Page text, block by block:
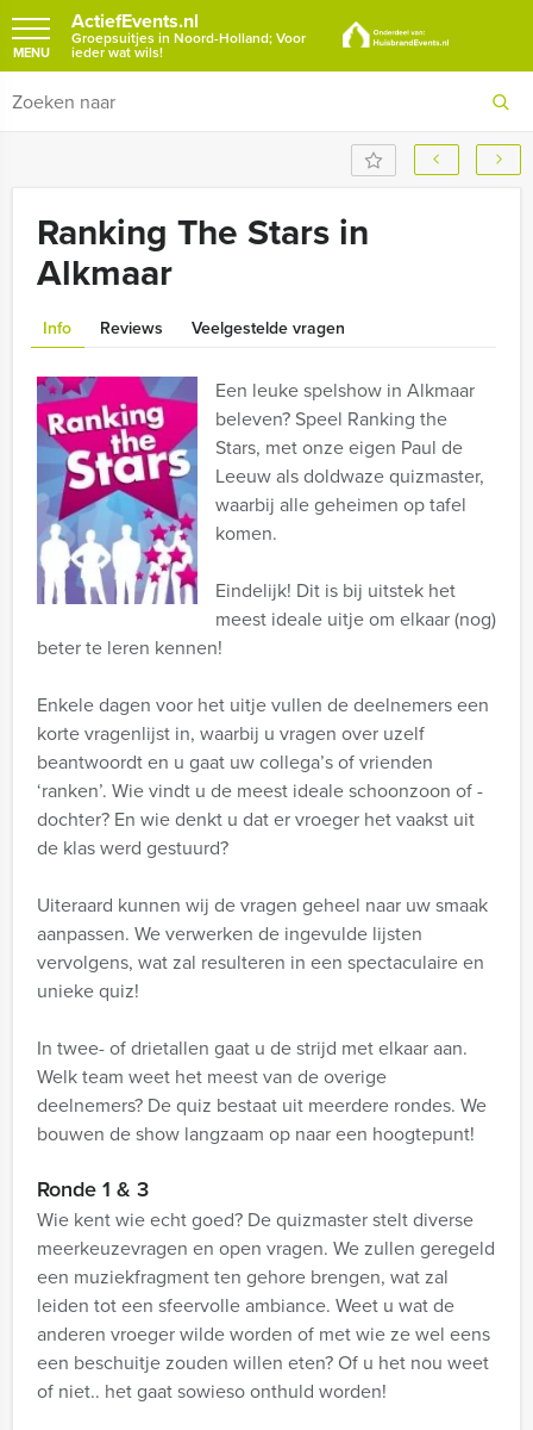
ActiefEvents.nl
Groepsuitjes in Noord-Holland; Voor
ieder wat wils!
MENU
Ranking The Stars in
Alkmaar
Info Reviews Veelgestelde vragen
Een leuke spelshow in Alkmaar
beleven? Speel Ranking the
Stars, met onze eigen Paul de
Leeuw als doldwaze quizmaster,
waarbij alle geheimen op tafel
komen.
Eindelijk! Dit is bij uitstek het
meest ideale uitje om elkaar (nog)
beter te leren kennen!
Enkele dagen voor het uitje vullen de deelnemers een
korte vragenlijst in, waarbij u vragen over uzelf
beantwoordt en u gaat uw collega’s of vrienden
‘ranken’. Wie vindt u de meest ideale schoonzoon of -
dochter? En wie denkt u dat er vroeger het vaakst uit
de klas werd gestuurd?
Uiteraard kunnen wij de vragen geheel naar uw smaak
aanpassen. We verwerken de ingevulde lijsten
vervolgens, wat zal resulteren in een spectaculaire en
unieke quiz!
In twee- of drietallen gaat u de strijd met elkaar aan.
Welk team weet het meest van de overige
deelnemers? De quiz bestaat uit meerdere rondes. We
bouwen de show langzaam op naar een hoogtepunt!
Ronde 1 & 3
Wie kent wie echt goed? De quizmaster stelt diverse
meerkeuzevragen en open vragen. We zullen geregeld
een muziekfragment ten gehore brengen, wat zal
leiden tot een sfeervolle ambiance. Weet u wat de
anderen vroeger wilde worden of met wie ze wel eens
een beschuitje zouden willen eten? Of u het nou weet
of niet.. het gaat sowieso onthuld worden!